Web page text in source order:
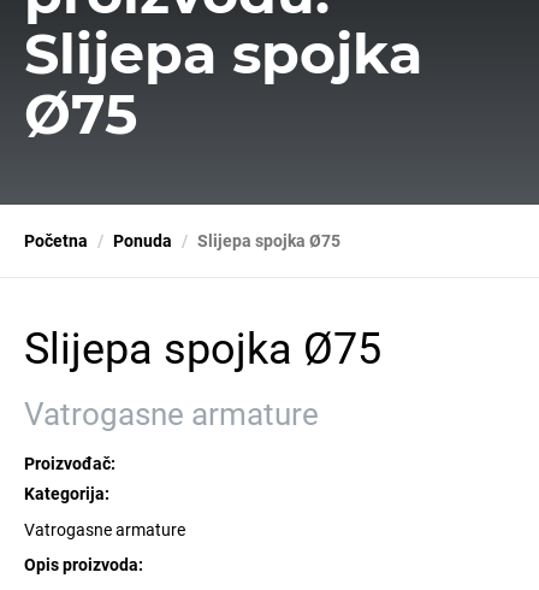
Slijepa spojka
Ø75
Početna Ponuda Slijepa spojka Ø75
Slijepa spojka Ø75
Vatrogasne armature
Proizvođač:
Kategorija:
Vatrogasne armature
Opis proizvoda: